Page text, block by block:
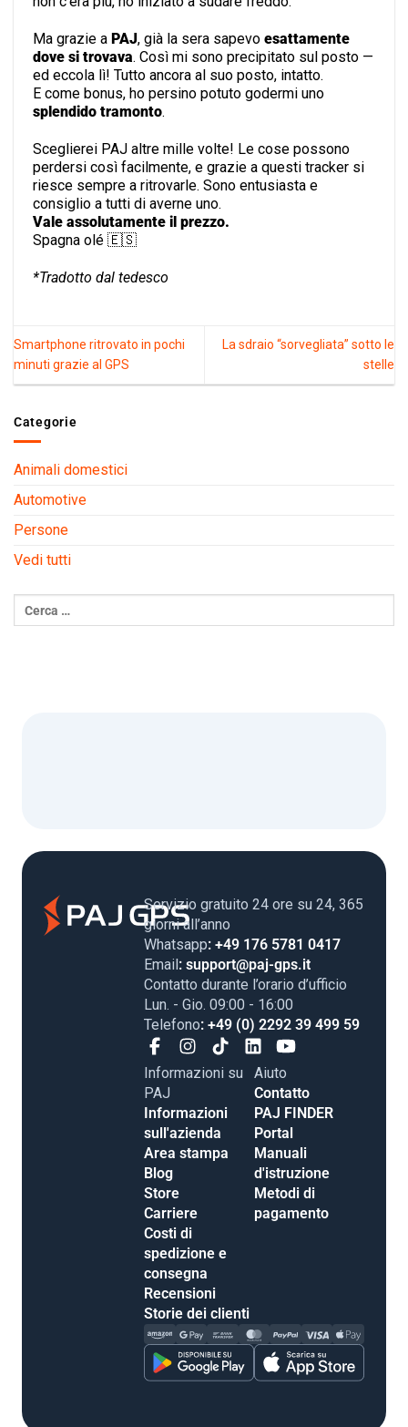
Ma grazie aPAJ, già la sera sapevoesattamente
dove si trovava. Così mi sono precipitato sul posto
— ed eccola lì! Tutto ancora al suo posto, intatto.
E come bonus, ho persino potuto godermi uno
splendido tramonto.
Sceglierei PAJ altre mille volte! Le cose possono
perdersi così facilmente, e grazie a questi tracker si
riesce sempre a ritrovarle. Sono entusiasta e
consiglio a tutti di averne uno.
Vale assolutamente il prezzo.
Spagna olé 🇪🇸
*Tradotto dal tedesco
Smartphone ritrovato in pochi
minuti grazie al GPS
La sdraio “sorvegliata” sotto le
stelle
Categorie
Animali domestici
Automotive
Persone
Vedi tutti
Servizio gratuito 24 ore su 24, 365
giorni all’anno
Whatsapp: +49 176 5781 0417
Email: support@paj-gps.it
Contatto durante l’orario d’ufficio
Lun. - Gio. 09:00 - 16:00
Telefono: +49 (0) 2292 39 499 59
Informazioni su
PAJ
Informazioni
sull'azienda
Area stampa
Blog
Store
Carriere
Costi di
spedizione e
consegna
Recensioni
Storie dei clienti
Aiuto
Contatto
PAJ FINDER
Portal
Manuali
d'istruzione
Metodi di
pagamento